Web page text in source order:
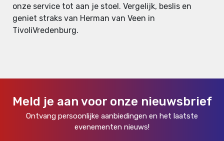
onze service tot aan je stoel. Vergelijk, beslis en
geniet straks van Herman van Veen in
TivoliVredenburg.
Meld je aan voor onze nieuwsbrief
Ontvang persoonlijke aanbiedingen en het laatste
evenementen nieuws!